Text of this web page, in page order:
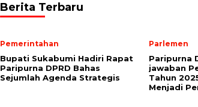
Berita Terbaru
Pemerintahan
Bupati Sukabumi Hadiri Rapat
Paripurna DPRD Bahas
Sejumlah Agenda Strategis
Parlemen
Paripurna
jawaban
Tahun
Menjadi